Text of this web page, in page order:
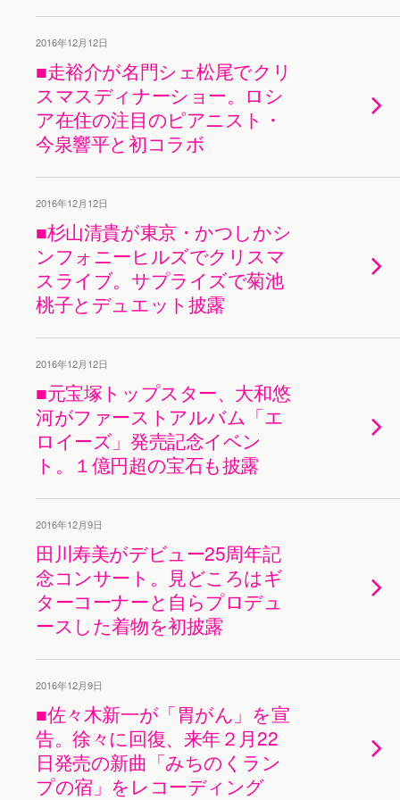
2016年12月12日
■走裕介が名門シェ松尾でクリ
スマスディナーショー。ロシ
ア在住の注目のピアニスト・
今泉響平と初コラボ
2016年12月12日
■杉山清貴が東京・かつしかシ
ンフォニーヒルズでクリスマ
スライブ。サプライズで菊池
桃子とデュエット披露
2016年12月12日
■元宝塚トップスター、大和悠
河がファーストアルバム「エ
ロイーズ」発売記念イベン
ト。１億円超の宝石も披露
2016年12月9日
田川寿美がデビュー25周年記
念コンサート。見どころはギ
ターコーナーと自らプロデュ
ースした着物を初披露
2016年12月9日
■佐々木新一が「胃がん」を宣
告。徐々に回復、来年２月22
日発売の新曲「みちのくラン
プの宿」をレコーディング